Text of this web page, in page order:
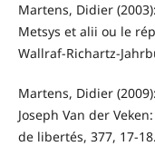
Martens, Didier
Metsys et alii ou le
Wallraf-Richartz-
Martens, Didier
Joseph Van der
de libertés, 377, 17-18.